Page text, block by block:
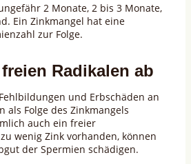
2 Monate, 2 bis 3 Monate,
Ein Zinkmangel hat eine
zur Folge.
Radikalen ab
und Erbschäden an
als Folge des Zinkmangels
auch ein freier
wenig Zink vorhanden, können
der Spermien schädigen.